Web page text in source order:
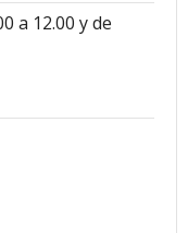
a 12.00 y de